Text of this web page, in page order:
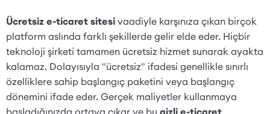
Ücretsiz e-ticaret sitesi vaadiyle karşınıza çıkan birçok
platform aslında farklı şekillerde gelir elde eder. Hiçbir
teknoloji şirketi tamamen ücretsiz hizmet sunarak ayakta
kalamaz. Dolayısıyla "ücretsiz" ifadesi genellikle sınırlı
özelliklere sahip başlangıç paketini veya başlangıç
dönemini ifade eder. Gerçek maliyetler kullanmaya
başladığınızda ortaya çıkar ve bu gizli e-ticaret